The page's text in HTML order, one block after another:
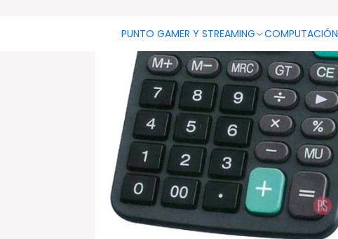
PUNTO GAMER Y STREAMING COMPUTACIÓN